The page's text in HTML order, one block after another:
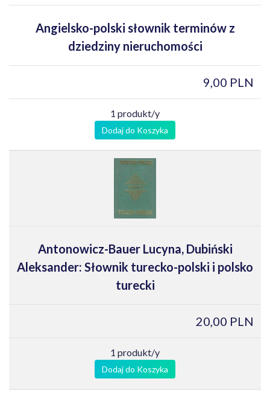
Angielsko-polski słownik terminów z
dziedziny nieruchomości
9,00 PLN
1 produkt/y
Dodaj do Koszyka
Antonowicz-Bauer Lucyna, Dubiński
Aleksander: Słownik turecko-polski i polsko
turecki
20,00 PLN
1 produkt/y
Dodaj do Koszyka